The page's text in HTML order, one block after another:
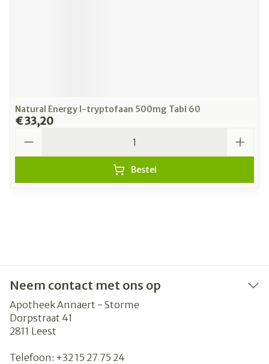
Natural Energy l-tryptofaan 500mg Tabl 60
€ 33,20
Bestel
Neem contact met ons op
Apotheek Annaert - Storme
Dorpstraat 41
2811 Leest
Telefoon: +32 15 27 75 24